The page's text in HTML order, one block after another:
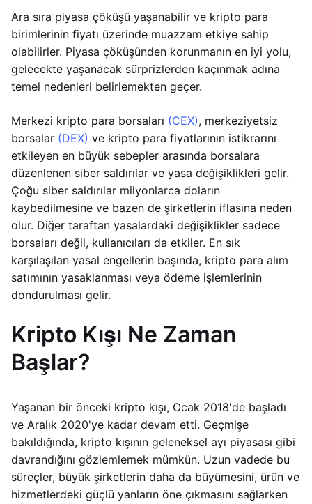
Ara sıra piyasa çöküşü yaşanabilir ve kripto para
birimlerinin fiyatı üzerinde muazzam etkiye sahip
olabilirler. Piyasa çöküşünden korunmanın en iyi yolu,
gelecekte yaşanacak sürprizlerden kaçınmak adına
temel nedenleri belirlemekten geçer.
Merkezi kripto para borsaları (CEX), merkeziyetsiz
borsalar (DEX) ve kripto para fiyatlarının istikrarını
etkileyen en büyük sebepler arasında borsalara
düzenlenen siber saldırılar ve yasa değişiklikleri gelir.
Çoğu siber saldırılar milyonlarca doların
kaybedilmesine ve bazen de şirketlerin iflasına neden
olur. Diğer taraftan yasalardaki değişiklikler sadece
borsaları değil, kullanıcıları da etkiler. En sık
karşılaşılan yasal engellerin başında, kripto para alım
satımının yasaklanması veya ödeme işlemlerinin
dondurulması gelir.
Kripto Kışı Ne Zaman
Başlar?
Yaşanan bir önceki kripto kışı, Ocak 2018'de başladı
ve Aralık 2020'ye kadar devam etti. Geçmişe
bakıldığında, kripto kışının geleneksel ayı piyasası gibi
davrandığını gözlemlemek mümkün. Uzun vadede bu
süreçler, büyük şirketlerin daha da büyümesini, ürün ve
hizmetlerdeki güçlü yanların öne çıkmasını sağlarken